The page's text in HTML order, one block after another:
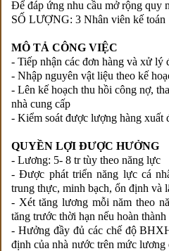
Để đáp ứng nhu cầu mở rộng quy
SỐ LƯỢNG: 3 Nhân viên kế toán
MÔ TẢ CÔNG VIỆC
- Tiếp nhận các đơn hàng và xử lý
- Nhập nguyên vật liệu theo kế
- Lên kế hoạch thu hồi công nợ,
nhà cung cấp
- Kiểm soát được lượng hàng xuất
QUYỀN LỢI ĐƯỢC HƯỞNG
- Lương: 5- 8 tr tùy theo năng lực
- Được phát triển năng lực cá
trung thực, minh bạch, ổn định và
- Xét tăng lương mỗi năm theo
tăng trước thời hạn nếu hoàn
- Hưởng đầy đủ các chế độ
định của nhà nước trên mức